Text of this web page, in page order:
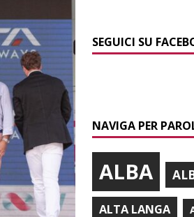
ALBA
costata di
SEGUICI SU
NAVIGA PER
ALBA
ALTA LANGA